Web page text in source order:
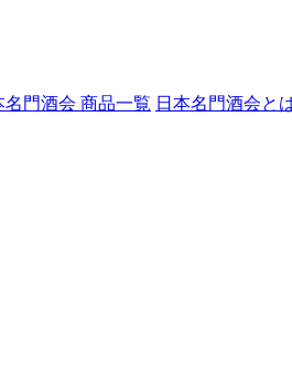
名門酒会 商品一覧 日本名門酒会と